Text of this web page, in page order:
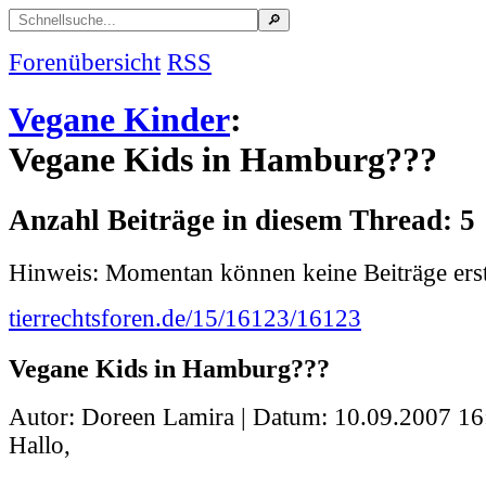
Forenübersicht RSS
Vegane Kinder:
Vegane Kids in Hamburg???
Anzahl Beiträge in diesem Thread: 5
Hinweis: Momentan können keine Beiträge
tierrechtsforen.de/15/16123/16123
Vegane Kids in Hamburg???
Autor: Doreen Lamira | Datum: 10.09.2007
Hallo,